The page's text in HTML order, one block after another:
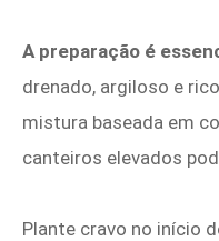
A preparação é
drenado, argiloso e
mistura baseada em
canteiros elevados
Plante cravo no início